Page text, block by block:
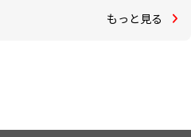
もっと見る